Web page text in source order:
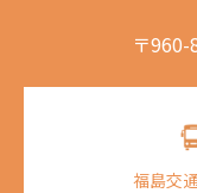
〒
福島交